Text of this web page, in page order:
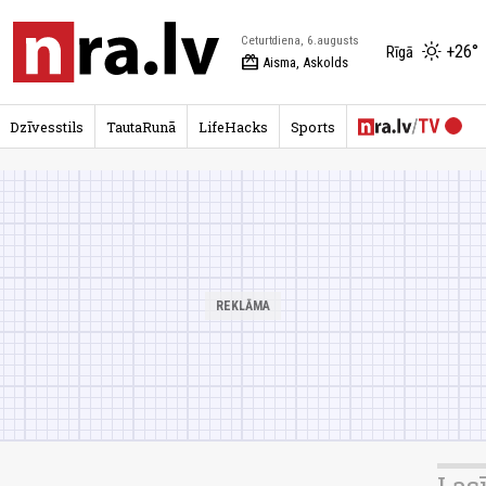
Ceturtdiena, 6.augusts
redeem Aisma, Askolds
Rīgā +26°
Dzīvesstils TautaRunā LifeHacks Sports